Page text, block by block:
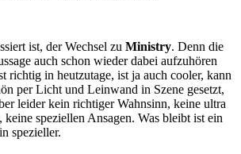
ist, der Wechsel zu Ministry. Denn die
auch schon wieder dabei aufzuhören
richtig in heutzutage, ist ja auch cooler, kann
per Licht und Leinwand in Szene gesetzt,
leider kein richtiger Wahnsinn, keine ultra
speziellen Ansagen. Was bleibt ist ein
spezieller.